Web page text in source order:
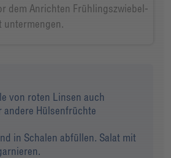
dem Anrichten Frühlingszwiebel-
untermengen.
von roten Linsen auch
andere Hülsenfrüchte
in Schalen abfüllen. Salat mit